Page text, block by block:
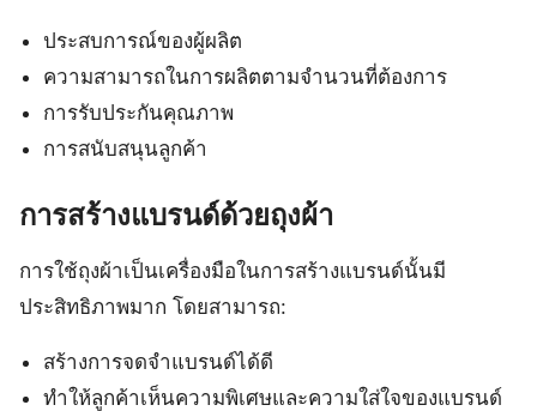
ประสบการณ์ของผู้ผลิต
ความสามารถในการผลิตตามจำนวนที่ต้องการ
การรับประกันคุณภาพ
การสนับสนุนลูกค้า
การสร้างแบรนด์ด้วยถุงผ้า
การใช้ถุงผ้าเป็นเครื่องมือในการสร้างแบรนด์นั้นมี
ประสิทธิภาพมาก โดยสามารถ:
สร้างการจดจำแบรนด์ได้ดี
ทำให้ลูกค้าเห็นความพิเศษและความใส่ใจของแบรนด์